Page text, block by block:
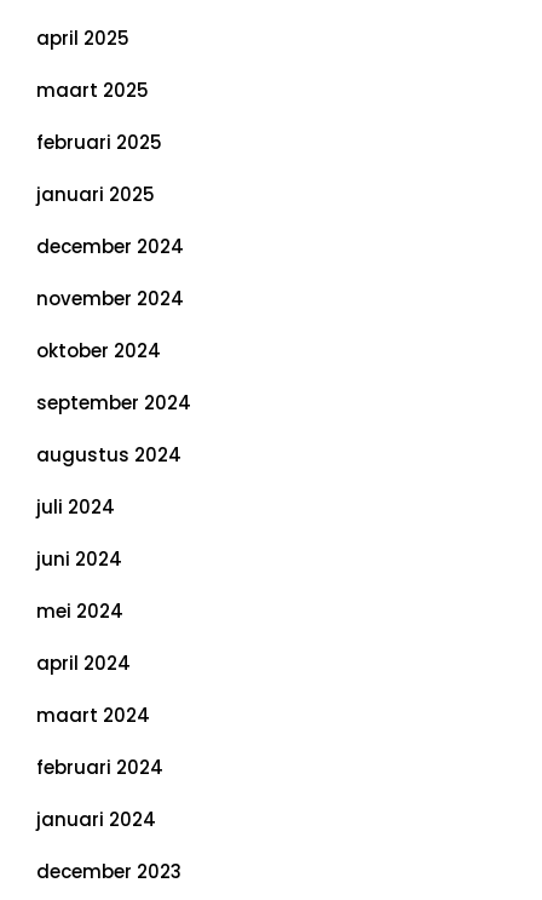
april 2025
maart 2025
februari 2025
januari 2025
december 2024
november 2024
oktober 2024
september 2024
augustus 2024
juli 2024
juni 2024
mei 2024
april 2024
maart 2024
februari 2024
januari 2024
december 2023